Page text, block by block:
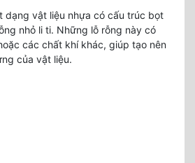
dạng vật liệu nhựa có cấu trúc bọt
nhỏ li ti. Những lỗ rỗng này có
các chất khí khác, giúp tạo nên
của vật liệu.